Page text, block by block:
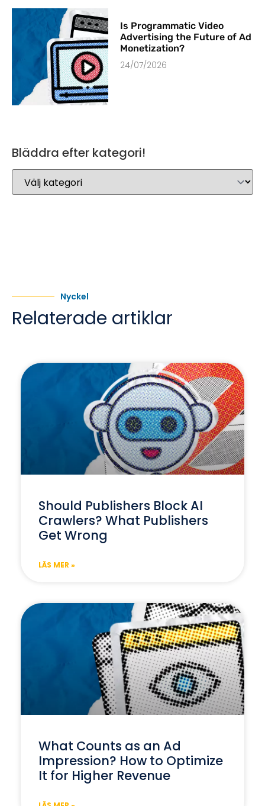
Is Programmatic Video
Advertising the Future of Ad
Monetization?
24/07/2026
Bläddra efter kategori!
Nyckel
Relaterade artiklar
Should Publishers Block AI
Crawlers? What Publishers
Get Wrong
LÄS MER »
What Counts as an Ad
Impression? How to Optimize
It for Higher Revenue